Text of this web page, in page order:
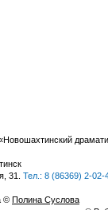
31. Тел.: 8 (86369) 2-02-
© Полина Суслова